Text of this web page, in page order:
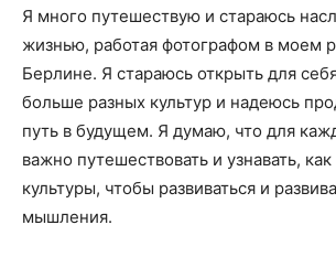
Я много путешествую и стараюсь
жизнью, работая фотографом в моем
Берлине. Я стараюсь открыть для
больше разных культур и надеюсь
путь в будущем. Я думаю, что для
важно путешествовать и узнавать,
культуры, чтобы развиваться и
мышления.